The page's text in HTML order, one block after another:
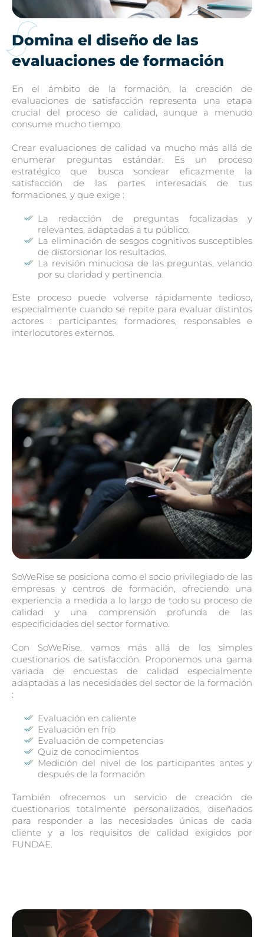
Domina el diseño de las
evaluaciones de formación
En el ámbito de la formación, la creación de
evaluaciones de satisfacción representa una etapa
crucial del proceso de calidad, aunque a menudo
consume mucho tiempo.
Crear evaluaciones de calidad va mucho más allá de
enumerar preguntas estándar. Es un proceso
estratégico que busca sondear eficazmente la
satisfacción de las partes interesadas de tus
formaciones, y que exige :
La redacción de preguntas focalizadas y
relevantes, adaptadas a tu público.
La eliminación de sesgos cognitivos susceptibles
de distorsionar los resultados.
La revisión minuciosa de las preguntas, velando
por su claridad y pertinencia.
Este proceso puede volverse rápidamente tedioso,
especialmente cuando se repite para evaluar distintos
actores : participantes, formadores, responsables e
interlocutores externos.
SoWeRise se posiciona como el socio privilegiado de las
empresas y centros de formación, ofreciendo una
experiencia a medida a lo largo de todo su proceso de
calidad y una comprensión profunda de las
especificidades del sector formativo.
Con SoWeRise, vamos más allá de los simples
cuestionarios de satisfacción. Proponemos una gama
variada de encuestas de calidad especialmente
adaptadas a las necesidades del sector de la formación
:
Evaluación en caliente
Evaluación en frío
Evaluación de competencias
Quiz de conocimientos
Medición del nivel de los participantes antes y
después de la formación
También ofrecemos un servicio de creación de
cuestionarios totalmente personalizados, diseñados
para responder a las necesidades únicas de cada
cliente y a los requisitos de calidad exigidos por
FUNDAE.